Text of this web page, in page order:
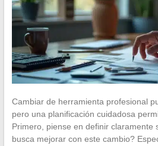
Cambiar de herramienta profesional
pero una planificación cuidadosa
Primero, piense en definir claramente
busca mejorar con este cambio?